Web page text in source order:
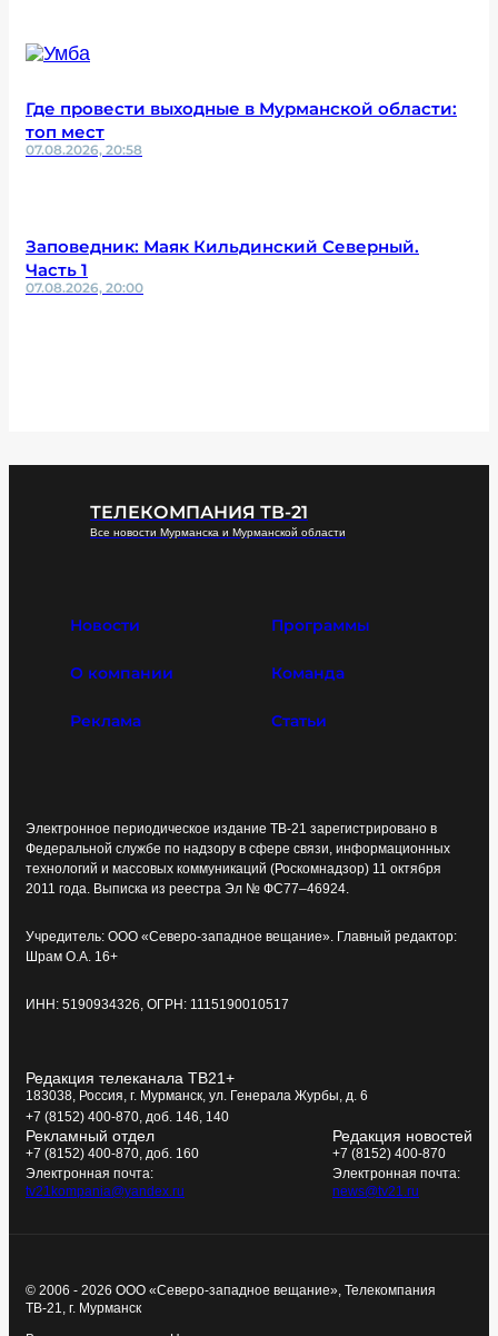
Где провести выходные в Мурманской области:
топ мест
07.08.2026, 20:58
Заповедник: Маяк Кильдинский Северный.
Часть 1
07.08.2026, 20:00
ТЕЛЕКОМПАНИЯ ТВ-21
Все новости Мурманска и Мурманской области
Новости Программы
О компании Команда
Реклама Статьи
Электронное периодическое издание ТВ-21 зарегистрировано в
Федеральной службе по надзору в сфере связи, информационных
технологий и массовых коммуникаций (Роскомнадзор) 11 октября
2011 года. Выписка из реестра Эл № ФС77–46924.
Учредитель: ООО «Северо-западное вещание». Главный редактор:
Шрам О.А. 16+
ИНН: 5190934326, ОГРН: 1115190010517
Редакция телеканала ТВ21+
183038, Россия, г. Мурманск, ул. Генерала Журбы, д. 6
+7 (8152) 400-870, доб. 146, 140
Рекламный отдел
+7 (8152) 400-870, доб. 160
Электронная почта:
tv21kompania@yandex.ru
Редакция новостей
+7 (8152) 400-870
Электронная почта:
news@tv21.ru
© 2006 - 2026 ООО «Северо-западное вещание», Телекомпания
ТВ-21, г. Мурманск